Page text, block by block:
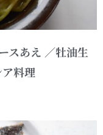
スあえ ／牡油生
料理